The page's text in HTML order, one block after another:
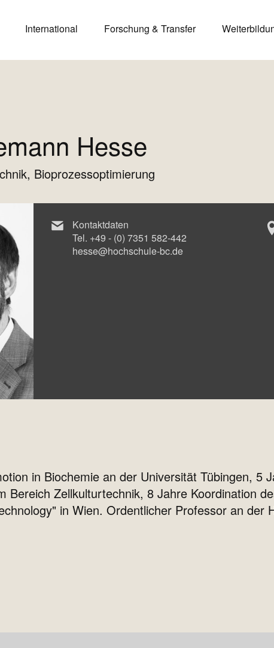
International Forschung & Transfer
Hesse
Bioprozessoptimierung
Kontaktdaten
Tel. +49 - (0) 7351 582-442
hesse@hochschule-bc.de
in Biochemie an der Universität Tübingen, 5
Bereich Zellkulturtechnik, 8 Jahre Koordination
in Wien. Ordentlicher Professor an der